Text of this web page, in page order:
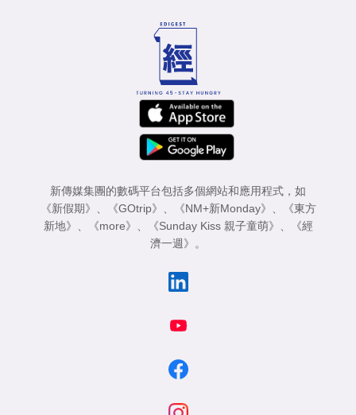
新傳媒集團的數碼平台包括多個網站和應用程式，如
《新假期》
《GOtrip》 《NM+新Monday》
《東方
新地》
《more》 《Sunday Kiss 親子童萌》
《經
濟一週》
。